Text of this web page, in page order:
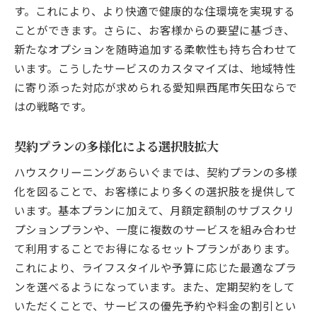
す。これにより、より快適で健康的な住環境を実現する
ことができます。さらに、お客様からの要望に基づき、
新たなオプションを随時追加する柔軟性も持ち合わせて
います。こうしたサービスのカスタマイズは、地域特性
に寄り添った対応が求められる愛知県西尾市矢田ならで
はの戦略です。
契約プランの多様化による選択肢拡大
ハウスクリーニングあらいぐまでは、契約プランの多様
化を図ることで、お客様により多くの選択肢を提供して
います。基本プランに加えて、月額定額制のサブスクリ
プションプランや、一度に複数のサービスを組み合わせ
て利用することでお得になるセットプランがあります。
これにより、ライフスタイルや予算に応じた最適なプラ
ンを選べるようになっています。また、定期契約をして
いただくことで、サービスの優先予約や料金の割引とい